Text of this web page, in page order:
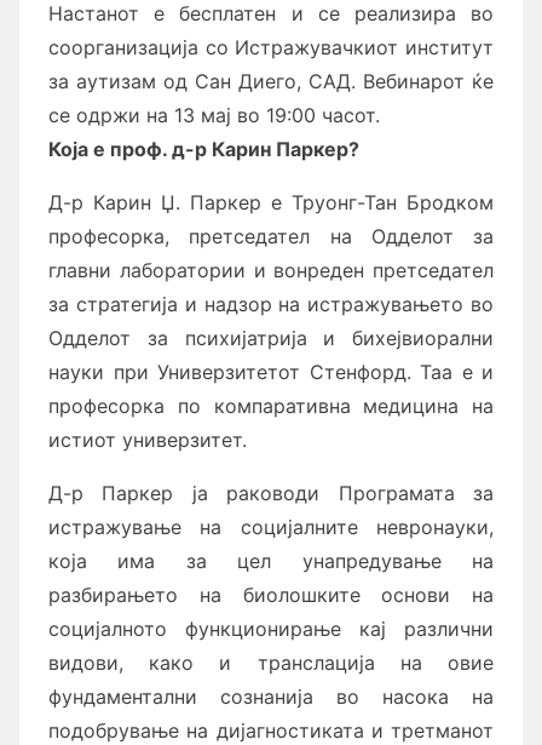
Настанот е бесплатен и се реализира во
соорганизација со Истражувачкиот институт
за аутизам од Сан Диего, САД. Вебинарот ќе
се одржи на 13 мај во 19:00 часот.
Која е проф. д-р Карин Паркер?
Д-р Карин Џ. Паркер е Труонг-Тан Бродком
професорка, претседател на Одделот за
главни лаборатории и вонреден претседател
за стратегија и надзор на истражувањето во
Одделот за психијатрија и бихејвиорални
науки при Универзитетот Стенфорд. Таа е и
професорка по компаративна медицина на
истиот универзитет.
Д-р Паркер ја раководи Програмата за
истражување на социјалните невронауки,
која има за цел унапредување на
разбирањето на биолошките основи на
социјалното функционирање кај различни
видови, како и транслација на овие
фундаментални сознанија во насока на
подобрување на дијагностиката и третманот